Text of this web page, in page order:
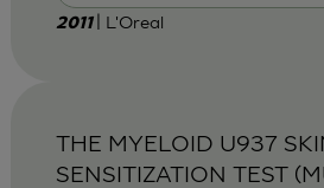
2011 | L'Oreal
THE MYELOID U937
SENSITIZATION TEST